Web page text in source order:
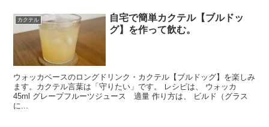
カクテル
自宅で簡単カクテル【ブルドッ
グ】を作って飲む。
ウォッカベースのロングドリンク・カクテル【ブルドッグ】を楽しみ
ます。カクテル言葉は「守りたい」です。 レシピは、 ウォッカ
45ml グレープフルーツジュース 適量 作り方は、 ビルド（グラス
に...